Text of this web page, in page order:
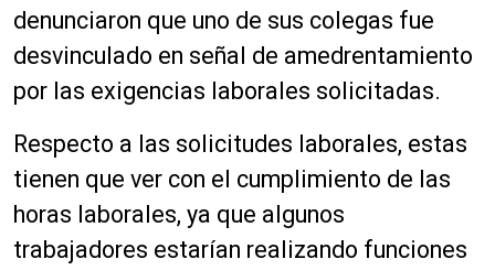
denunciaron que uno de sus colegas fue
desvinculado en señal de amedrentamiento
por las exigencias laborales solicitadas.
Respecto a las solicitudes laborales, estas
tienen que ver con el cumplimiento de las
horas laborales, ya que algunos
trabajadores estarían realizando funciones